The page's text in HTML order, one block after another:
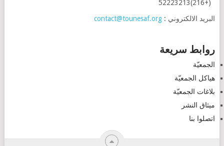
(+216)52223213
البريد الالكتروني : contact@tounesaf.org
روابط سريعة
الجمعيّة
هياكل الجمعيّة
بلاغات الجمعيّة
ميثاق النشر
اتصلوا بنا